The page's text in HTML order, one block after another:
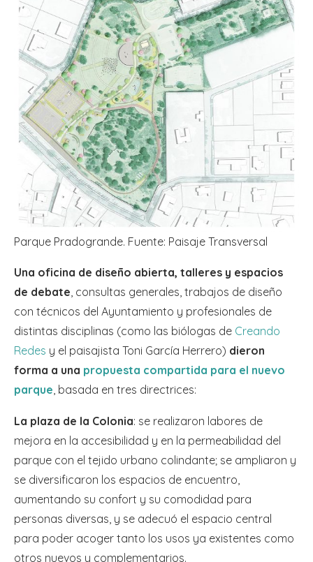
Parque Pradogrande. Fuente: Paisaje Transversal
Una oficina de diseño abierta, talleres y espacios
de debate , consultas generales, trabajos de diseño
con técnicos del Ayuntamiento y profesionales de
distintas disciplinas (como las biólogas de Creando
Redes y el paisajista Toni García Herrero) dieron
forma a una propuesta compartida para el nuevo
parque , basada en tres directrices:
La plaza de la Colonia: se realizaron labores de
mejora en la accesibilidad y en la permeabilidad del
parque con el tejido urbano colindante; se ampliaron y
se diversificaron los espacios de encuentro,
aumentando su confort y su comodidad para
personas diversas, y se adecuó el espacio central
para poder acoger tanto los usos ya existentes como
otros nuevos y complementarios.